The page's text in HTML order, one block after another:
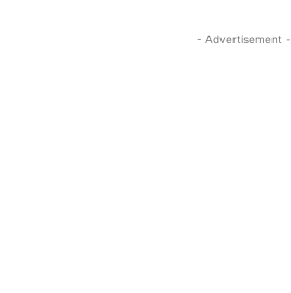
- Advertisement -